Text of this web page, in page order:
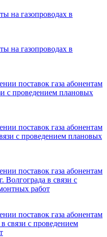
на газопроводах в
на газопроводах в
поставок газа абонентам
с проведением плановых
поставок газа абонентам
с проведением плановых
поставок газа абонентам
Волгограда в связи с
работ
поставок газа абонентам
связи с проведением